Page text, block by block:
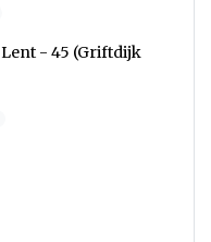
- 45 (Griftdijk